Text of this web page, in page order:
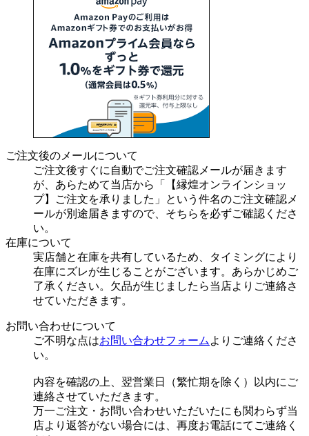
ご注文後のメールについて
ご注文後すぐに自動でご注文確認メールが届きます
が、あらためて当店から「【縁煌オンラインショッ
プ】ご注文を承りました」という件名のご注文確認メ
ールが別途届きますので、そちらを必ずご確認くださ
い。
在庫について
実店舗と在庫を共有しているため、タイミングにより
在庫にズレが生じることがございます。あらかじめご
了承ください。欠品が生じましたら当店よりご連絡さ
せていただきます。
お問い合わせについて
ご不明な点はお問い合わせフォームよりご連絡くださ
い。
内容を確認の上、翌営業日（繁忙期を除く）以内にご
連絡させていただきます。
万一ご注文・お問い合わせいただいたにも関わらず当
店より返答がない場合には、再度お電話にてご連絡く